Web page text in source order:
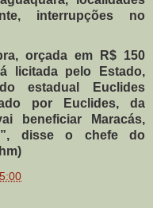
interrupções no
orçada em R$ 150
licitada pelo Estado,
estadual Euclides
por Euclides, da
beneficiar Maracás,
disse o chefe do